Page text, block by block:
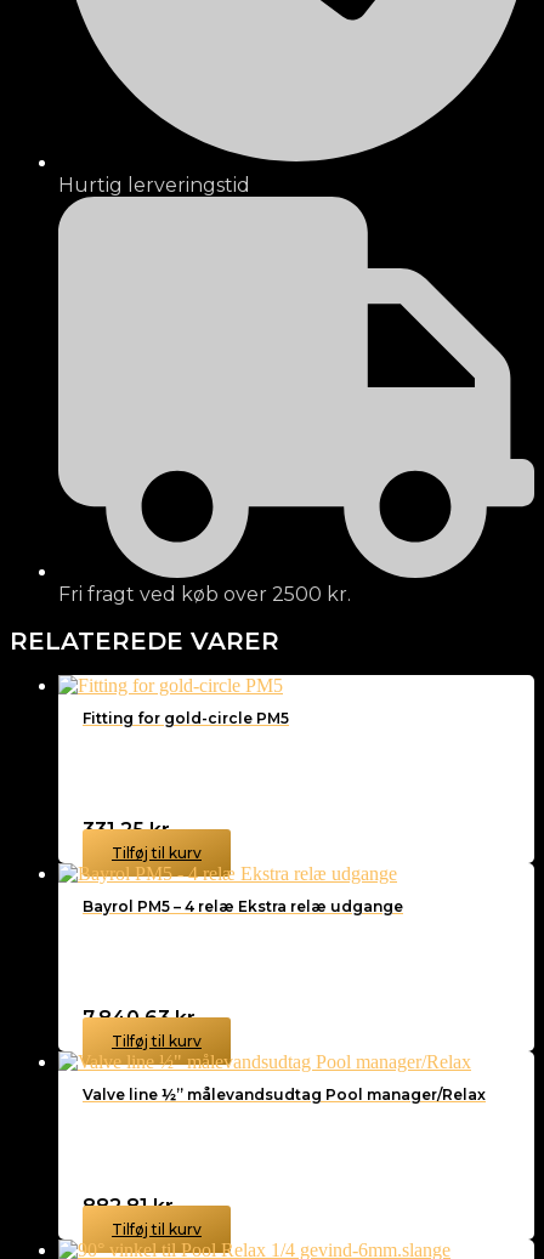
Hurtig lerveringstid
Fri fragt ved køb over 2500 kr.
RELATEREDE VARER
Fitting for gold-circle PM5
331,25kr.
Tilføj til kurv
Bayrol PM5 – 4 relæ Ekstra relæ udgange
7.840,63kr.
Tilføj til kurv
Valve line ½” målevandsudtag Pool manager/Relax
882,81kr.
Tilføj til kurv